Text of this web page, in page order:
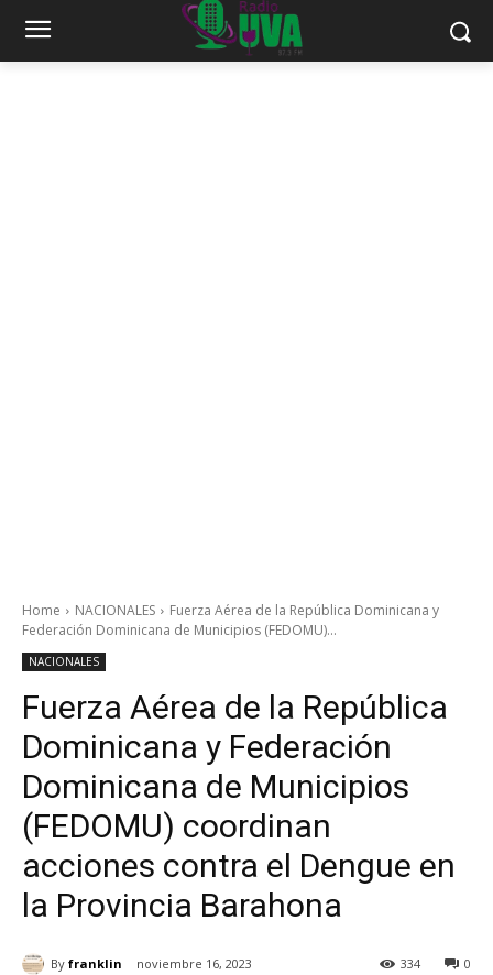
Home NACIONALES
Fuerza Aérea de la República Dominicana y
Federación Dominicana de Municipios (FEDOMU)...
NACIONALES
Fuerza Aérea de la República
Dominicana y Federación
Dominicana de Municipios
(FEDOMU) coordinan
acciones contra el Dengue en
la Provincia Barahona
By franklin noviembre 16, 2023 0
334